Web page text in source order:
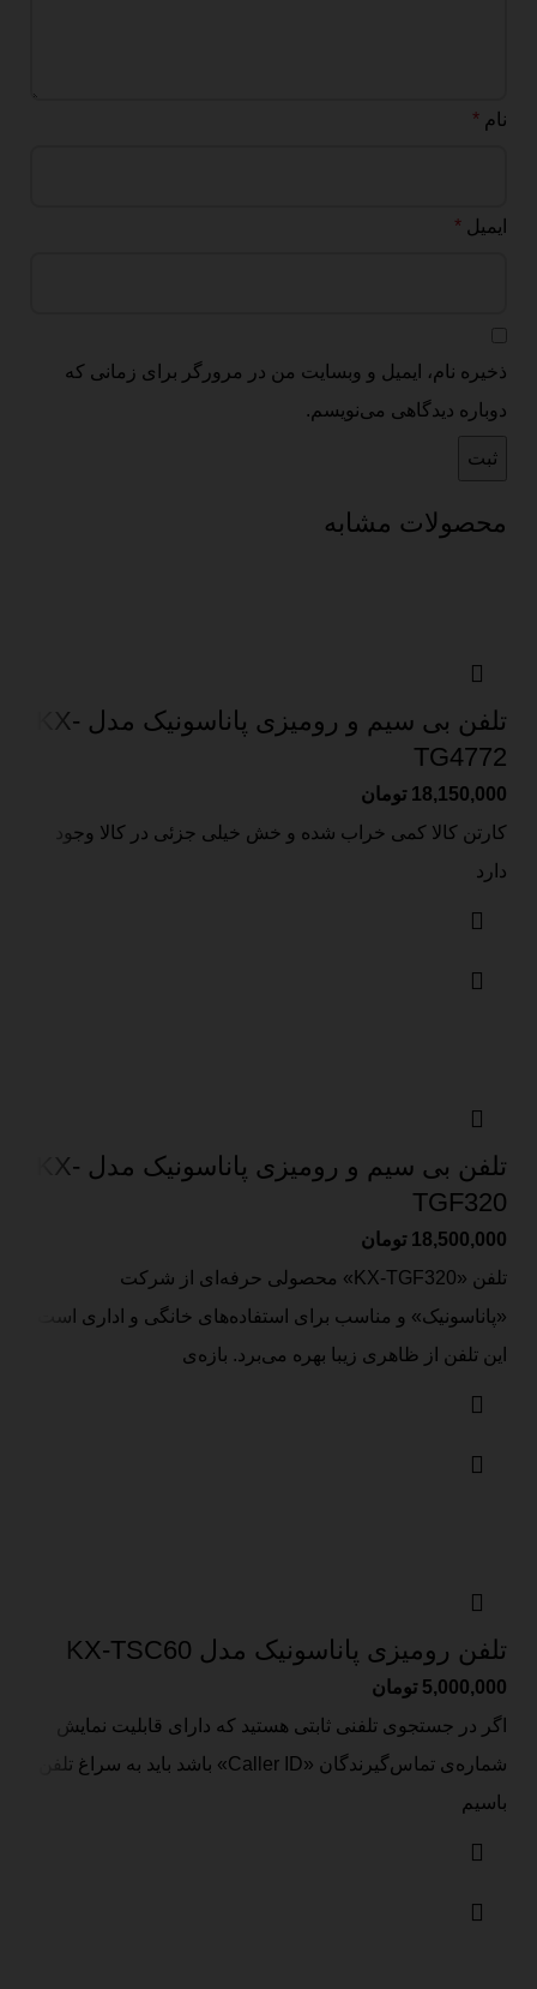
نام *
ایمیل *
ذخیره نام، ایمیل و وبسایت من در مرورگر برای زمانی که
دوباره دیدگاهی می‌نویسم.
محصولات مشابه
تلفن بی سیم و رومیزی پاناسونیک مدل KX-
TG4772
18,150,000 تومان
کارتن کالا کمی خراب شده و خش خیلی جزئی در کالا وجود
دارد
تلفن بی سیم و رومیزی پاناسونیک مدل KX-
TGF320
18,500,000 تومان
تلفن «KX-TGF320» محصولی حرفه‌ای از شرکت
«پاناسونیک» و مناسب برای استفاده‌های خانگی و اداری است.
این تلفن از ظاهری زیبا بهره می‌برد. بازه‌ی
تلفن رومیزی پاناسونیک مدل KX-TSC60
5,000,000 تومان
اگر در جستجوی تلفنی ثابتی هستید که دارای قابلیت نمایش
شماره‌ی تماس‌گیرندگان «Caller ID» باشد باید به سراغ تلفن
باسیم